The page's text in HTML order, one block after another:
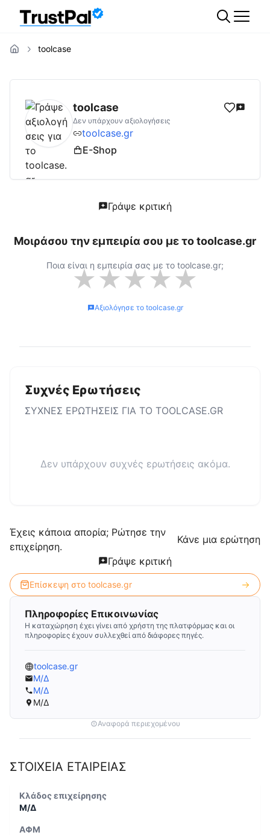
toolcase
toolcase.gr Αξιολογήσεις | Δες
toolcase
Δεν υπάρχουν αξιολογήσεις
toolcase.gr
E-Shop
Γράψε κριτική
Μοιράσου την εμπειρία σου με τοtoolcase.gr
Ποια είναι η εμπειρία σας με το toolcase.gr;
★★★★★
Αξιολόγησε το toolcase.gr
Συχνές Ερωτήσεις
ΣΥΧΝΕΣ ΕΡΩΤΗΣΕΙΣ ΓΙΑ ΤΟ TOOLCASE.GR
Δεν υπάρχουν συχνές ερωτήσεις ακόμα.
Έχεις κάποια απορία; Ρώτησε την
επιχείρηση.
Κάνε μια ερώτηση
Γράψε κριτική
Επίσκεψη στο toolcase.gr
Πληροφορίες Επικοινωνίας
Η καταχώρηση έχει γίνει από χρήστη της πλατφόρμας και οι
πληροφορίες έχουν συλλεχθεί από διάφορες πηγές.
toolcase.gr
Μ/Δ
Μ/Δ
Μ/Δ
Αναφορά περιεχομένου
ΣΤΟΙΧΕΙΑ ΕΤΑΙΡΕΙΑΣ
Κλάδος επιχείρησης
Μ/Δ
ΑΦΜ